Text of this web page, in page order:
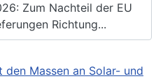
Zum Nachteil der EU
Richtung...
Massen an Solar- und